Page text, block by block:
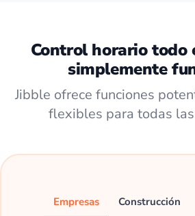
Control horario todo
simplemente
Jibble ofrece funciones
flexibles para todas
Empresas Construcción